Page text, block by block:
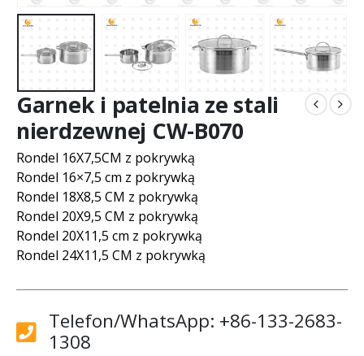
Garnek i patelnia ze stali
nierdzewnej CW-B070
Rondel 16X7,5CM z pokrywką
Rondel 16×7,5 cm z pokrywką
Rondel 18X8,5 CM z pokrywką
Rondel 20X9,5 CM z pokrywką
Rondel 20X11,5 cm z pokrywką
Rondel 24X11,5 CM z pokrywką
Telefon/WhatsApp: +86-133-2683-
1308